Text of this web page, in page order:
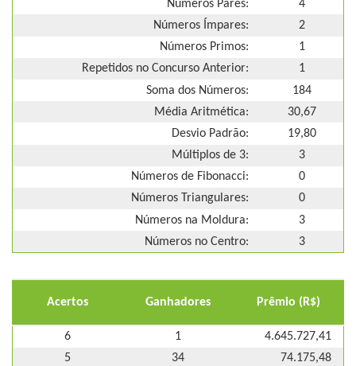
Números Pares:
4
Números Ímpares:
2
Números Primos:
1
Repetidos no Concurso Anterior:
1
Soma dos Números:
184
Média Aritmética:
30,67
Desvio Padrão:
19,80
Múltiplos de 3:
3
Números de Fibonacci:
0
Números Triangulares:
0
Números na Moldura:
3
Números no Centro:
3
Acertos Ganhadores Prêmio (R$)
6 1
4.645.727,41
5
34
74.175,48